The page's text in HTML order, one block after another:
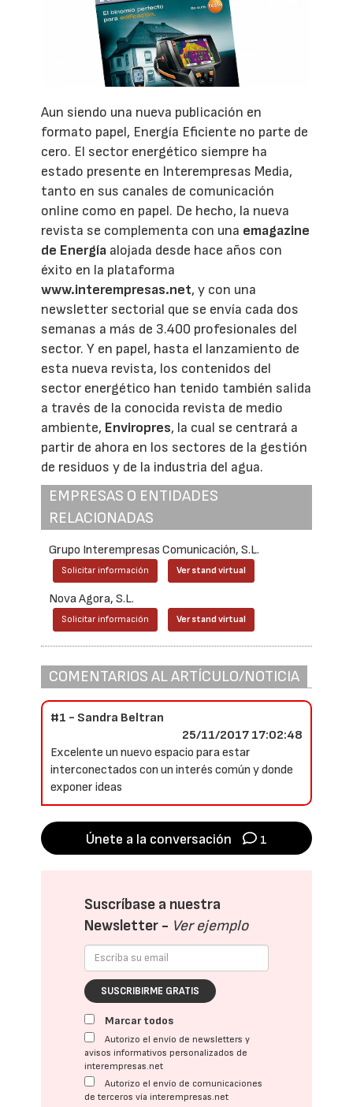
Aun siendo una nueva publicación en
formato papel, Energía Eficiente no parte de
cero. El sector energético siempre ha
estado presente en Interempresas Media,
tanto en sus canales de comunicación
online como en papel. De hecho, la nueva
revista se complementa con una emagazine
de Energía alojada desde hace años con
éxito en la plataforma
www.interempresas.net, y con una
newsletter sectorial que se envía cada dos
semanas a más de 3.400 profesionales del
sector. Y en papel, hasta el lanzamiento de
esta nueva revista, los contenidos del
sector energético han tenido también salida
a través de la conocida revista de medio
ambiente, Enviropres, la cual se centrará a
partir de ahora en los sectores de la gestión
de residuos y de la industria del agua.
EMPRESAS O ENTIDADES
RELACIONADAS
Grupo Interempresas Comunicación, S.L.
Solicitar información Ver stand virtual
Nova Agora, S.L.
Solicitar información Ver stand virtual
COMENTARIOS AL ARTÍCULO/NOTICIA
#1 - Sandra Beltran
25/11/2017 17:02:48
Excelente un nuevo espacio para estar
interconectados con un interés común y donde
exponer ideas
Únete a la conversación 1
Suscríbase a nuestra
Newsletter - Ver ejemplo
SUSCRIBIRME GRATIS
Marcar todos
Autorizo el envío de newsletters y
avisos informativos personalizados de
interempresas.net
Autorizo el envío de comunicaciones
de terceros vía interempresas.net